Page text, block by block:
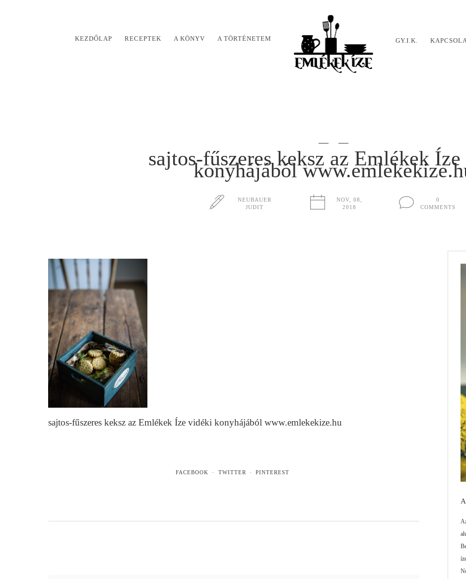
KEZDŐLAP RECEPTEK A KÖNYV A TÖRTÉNETEM GY.I.K.
sajtos-fűszeres keksz az Emlékek
konyhájából
NEUBAUER
JUDIT
NOV, 08,
2018
0
COMMENTS
sajtos-fűszeres keksz az Emlékek Íze vidéki konyhájából www.emlekekize.hu
FACEBOOK TWITTER PINTEREST